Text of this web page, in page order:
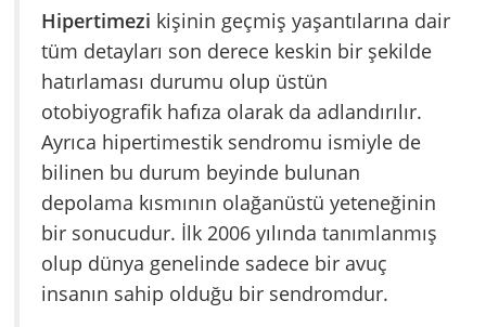
Hipertimezi kişinin geçmiş yaşantılarına dair
tüm detayları son derece keskin bir şekilde
hatırlaması durumu olup üstün
otobiyografik hafıza olarak da adlandırılır.
Ayrıca hipertimestik sendromu ismiyle de
bilinen bu durum beyinde bulunan
depolama kısmının olağanüstü yeteneğinin
bir sonucudur. İlk 2006 yılında tanımlanmış
olup dünya genelinde sadece bir avuç
insanın sahip olduğu bir sendromdur.